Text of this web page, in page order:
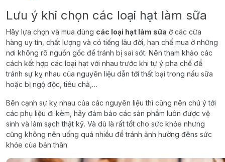
Lưu ý khi chọn các loại hạt làm sữa
Hãy lựa chọn và mua dùng các loại hạt làm sữa ở các cửa
hàng uy tín, chất lượng và có tiếng lâu đời, hạn chế mua ở những
nơi không rõ nguồn gốc để tránh bị sai sót. Nên tham khảo các
cách kết hợp các loại hạt với nhau trước khi tự ý pha chế để
tránh sự kỵ nhau của nguyên liệu dẫn tới thất bại trong nấu sữa
hoặc bị ngộ độc, tiêu chả,…
Bên cạnh sự kỵ nhau của các nguyên liệu thì cũng nên chú ý tới
các phụ liệu đi kèm, hãy đảm bảo các sản phẩm luôn được vệ
sinh và làm sạch thật kỹ. Và dù là rất tốt cho sức khỏe nhưng
cũng không nên uống quá nhiều để tránh ảnh hưởng đêns sức
khỏe của bản thân.